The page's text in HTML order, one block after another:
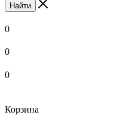
Найти
0
0
0
Корзина